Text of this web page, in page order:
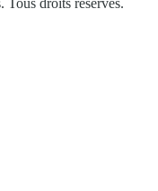
droits réservés.